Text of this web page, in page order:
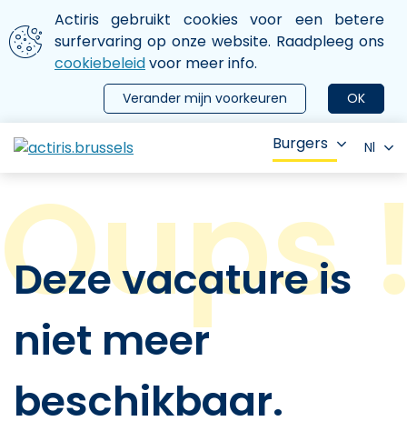
Aller au contenu principal
We gebruiken cookies
Actiris gebruikt cookies voor een betere
surfervaring op onze website. Raadpleeg ons
cookiebeleidvoor meer info.
OK
Verander mijn voorkeuren
le menu
Burgers Nl
Deze vacature is
niet meer
beschikbaar.